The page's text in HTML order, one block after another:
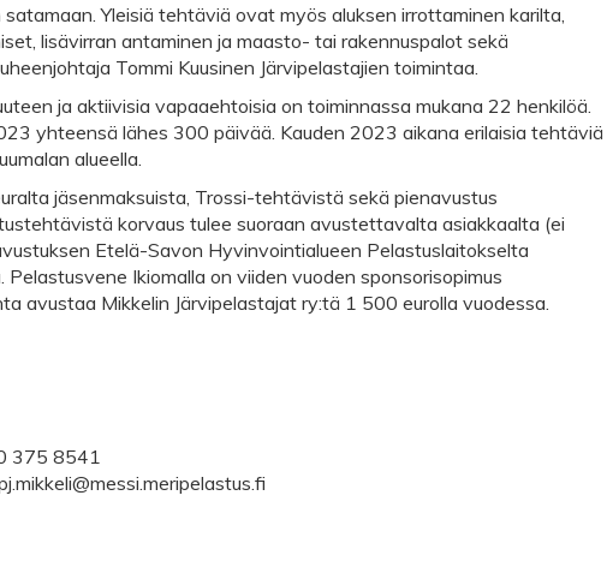
Yleisiä tehtäviä ovat myös aluksen irrottaminen karilta,​
​lisävirran antaminen ja maasto-​ tai rakennuspalot sekä
Tommi Kuusinen Järvipelastajien toimintaa.
ja aktiivisia vapaaehtoisia on toiminnassa mukana 22 henkilöä.
yhteensä lähes 300 päivää. Kauden 2023 aikana erilaisia tehtäviä
alueella.
jäsenmaksuista,​ Trossi-​tehtävistä sekä pienavustus
korvaus tulee suoraan avustettavalta asiakkaalta (ei
Etelä-​Savon Hyvinvointialueen Pelastuslaitokselta
Ikiomalla on viiden vuoden sponsorisopimus
avustaa Mikkelin Järvipelastajat ry:tä 1 500 eurolla vuodessa.
375 8541